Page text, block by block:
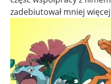
zadebiutował mniej